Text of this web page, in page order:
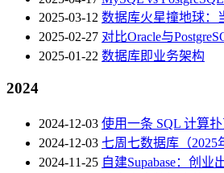
2025-03-12 数据库火星撞地球：
2025-02-27 对比Oracle与
2025-01-22 数据库即业务架构
2024
2024-12-03 使用一条 SQL 计算
2024-12-03 七周七数据库（2025
2024-11-25 自建Supabase：创业